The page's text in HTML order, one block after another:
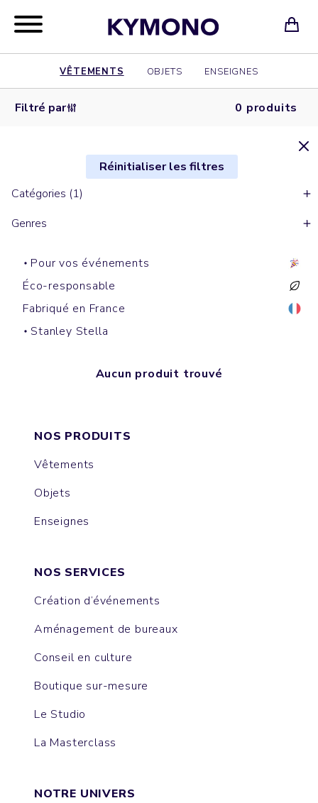
VÊTEMENTS OBJETS ENSEIGNES
Filtré par 0 produits
Réinitialiser les filtres
Catégories (1)
Genres
Pour vos événements
Éco-responsable
Fabriqué en France
Stanley Stella
Aucun produit trouvé
NOS PRODUITS
Vêtements
Objets
Enseignes
NOS SERVICES
Création d’événements
Aménagement de bureaux
Conseil en culture
Boutique sur-mesure
Le Studio
La Masterclass
NOTRE UNIVERS